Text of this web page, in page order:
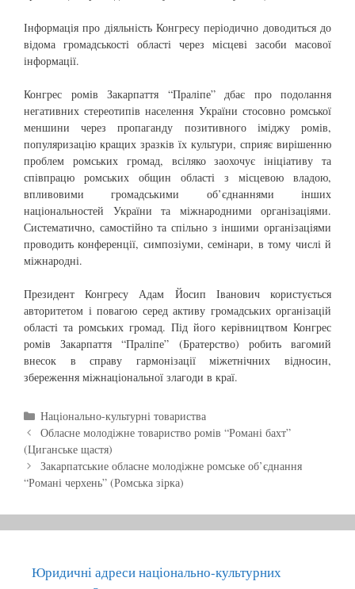
Інформація про діяльність Конгресу періодично доводиться до
відома громадськості області через місцеві засоби масової
інформації.
Конгрес ромів Закарпаття “Праліпе” дбає про подолання
негативних стереотипів населення України стосовно ромської
меншини через пропаганду позитивного іміджу ромів,
популяризацію кращих зразків їх культури, сприяє вирішенню
проблем ромських громад, всіляко заохочує ініціативу та
співпрацю ромських общин області з місцевою владою,
впливовими громадськими об’єднаннями інших
національностей України та міжнародними організаціями.
Систематично, самостійно та спільно з іншими організаціями
проводить конференції, симпозіуми, семінари, в тому числі й
міжнародні.
Президент Конгресу Адам Йосип Іванович користується
авторитетом і повагою серед активу громадських організацій
області та ромських громад. Під його керівництвом Конгрес
ромів Закарпаття “Праліпе” (Братерство) робить вагомий
внесок в справу гармонізації міжетнічних відносин,
збереження міжнаціональної злагоди в краї.
C
a
t
e
g
r
i
s
Національно-культурні товариства
P
o
s
t
a
v
Обласне молодіжне товариство ромів “Романі бахт”
(Циганське щастя)
Закарпатськие обласне молодіжне ромське об’єднання
“Романі черхень” (Ромська зірка)
Юридичні адреси національно-культурних